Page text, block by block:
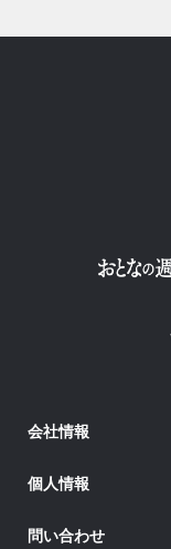
会社情報
個人情報
問い合わせ